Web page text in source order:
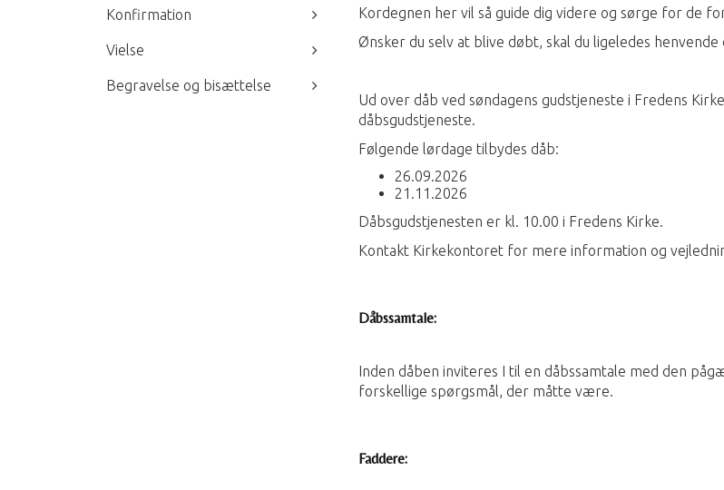
Konfirmation
Vielse
Begravelse og bisættelse
Kordegnen her vil så guide dig videre og sørge for de
Ønsker du selv at blive døbt, skal du ligeledes
Ud over dåb ved søndagens gudstjeneste i Fredens
dåbsgudstjeneste.
Følgende lørdage tilbydes dåb:
26.09.2026
21.11.2026
Dåbsgudstjenesten er kl. 10.00 i Fredens Kirke.
Kontakt Kirkekontoret for mere information og
Dåbssamtale:
Inden dåben inviteres I til en dåbssamtale med den
forskellige spørgsmål, der måtte være.
Faddere: